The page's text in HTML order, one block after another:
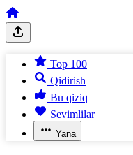
Top 100
Qidirish
Bu qiziq
Sevimlilar
Yana